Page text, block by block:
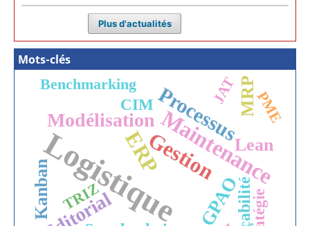
Plus d'actualités
Mots-clés
LogistiqueMaintenance
Gestion
ERP
Processus
Modélisation
GPAO
Kanban
MRP
Lean
CIM
Benchmarking
TRIZ
PME
JAT